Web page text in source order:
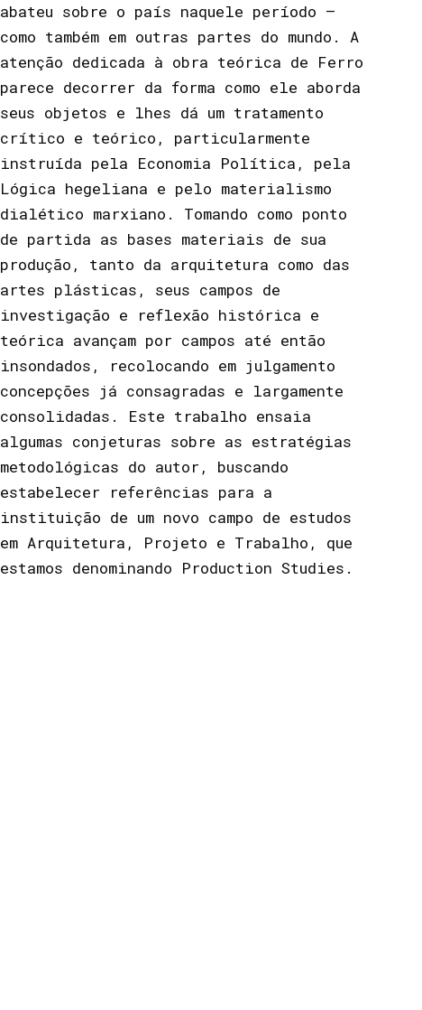
abateu sobre o país naquele período –
como também em outras partes do mundo. A
atenção dedicada à obra teórica de Ferro
parece decorrer da forma como ele aborda
seus objetos e lhes dá um tratamento
crítico e teórico, particularmente
instruída pela Economia Política, pela
Lógica hegeliana e pelo materialismo
dialético marxiano. Tomando como ponto
de partida as bases materiais de sua
produção, tanto da arquitetura como das
artes plásticas, seus campos de
investigação e reflexão histórica e
teórica avançam por campos até então
insondados, recolocando em julgamento
concepções já consagradas e largamente
consolidadas. Este trabalho ensaia
algumas conjeturas sobre as estratégias
metodológicas do autor, buscando
estabelecer referências para a
instituição de um novo campo de estudos
em Arquitetura, Projeto e Trabalho, que
estamos denominando Production Studies.